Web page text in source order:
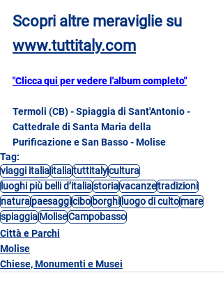
Scopri altre meraviglie su
www.tuttitaly.com
"Clicca qui per vedere l'album completo"
Termoli (CB) - Spiaggia di Sant'Antonio -
Cattedrale di Santa Maria della
Purificazione e San Basso - Molise
Tag:
viaggi italiaitaliatuttitalycultura
luoghi più belli d’italiastoriavacanzetradizioni
naturapaesaggiciboborghiluogo di cultomare
spiaggiaMoliseCampobasso
Città e Parchi
Molise
Chiese, Monumenti e Musei